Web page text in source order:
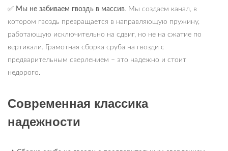
✅ Мы не забиваем гвоздь в массив. Мы создаем канал, в
котором гвоздь превращается в направляющую пружину,
работающую исключительно на сдвиг, но не на сжатие по
вертикали. Грамотная сборка сруба на гвозди с
предварительным сверлением – это надежно и стоит
недорого.
Современная классика
надежности